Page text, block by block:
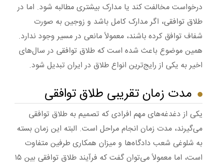
درخواست مخالفت کند یا مدارک بیشتری مطالبه شود. اما در
طلاق توافقی، اگر مدارک کامل باشد و زوجین به صورت
شفاف توافق کرده باشند، معمولاً مانعی در مسیر وجود ندارد.
همین موضوع باعث شده است که طلاق توافقی در سال‌های
اخیر به یکی از رایج‌ترین انواع طلاق در ایران تبدیل شود.
مدت زمان تقریبی طلاق توافقی
یکی از دغدغه‌های مهم افرادی که تصمیم به طلاق توافقی
می‌گیرند، مدت زمان انجام مراحل است. البته این زمان بسته
به شلوغی شعب دادگاه‌ها و میزان همکاری طرفین متفاوت
است، اما معمولاً می‌توان گفت که فرآیند طلاق توافقی بین ۱۵